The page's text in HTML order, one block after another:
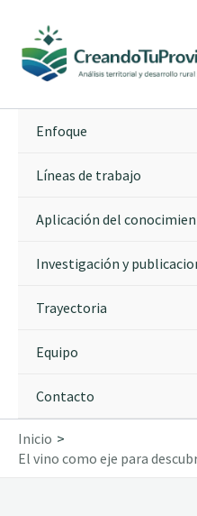
contenido
Enfoque
Líneas de trabajo
Aplicación del
Investigación y
Trayectoria
Equipo
Contacto
Inicio
El vino como eje para